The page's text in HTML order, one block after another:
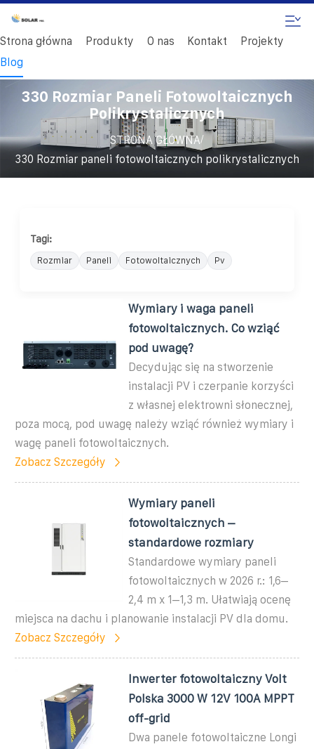
Strona główna Produkty O nas Kontakt
Projekty
Blog
330 Rozmiar Paneli Fotowoltaicznych
Polikrystalicznych
STRONA GŁÓWNA/
330 Rozmiar paneli fotowoltaicznych polikrystalicznych
Tagi:
Rozmiar Paneli Fotowoltaicznych Pv
Wymiary i waga paneli
fotowoltaicznych. Co wziąć
pod uwagę?
Decydując się na stworzenie
instalacji PV i czerpanie korzyści
z własnej elektrowni słonecznej,
poza mocą, pod uwagę należy wziąć również wymiary i
wagę paneli fotowoltaicznych.
Zobacz Szczegóły
Wymiary paneli
fotowoltaicznych –
standardowe rozmiary
Standardowe wymiary paneli
fotowoltaicznych w 2026 r.: 1,6–
2,4 m x 1–1,3 m. Ułatwiają ocenę
miejsca na dachu i planowanie instalacji PV dla domu.
Zobacz Szczegóły
Inwerter fotowoltaiczny Volt
Polska 3000 W 12V 100A MPPT
off-grid
Dwa panele fotowoltaiczne Longi